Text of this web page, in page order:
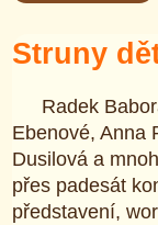
Struny
Radek
Ebenové, Anna
Dusilová a
přes padesát
představení,